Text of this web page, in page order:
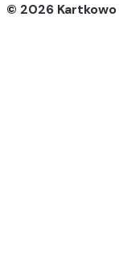
© 2026 Kartkowo